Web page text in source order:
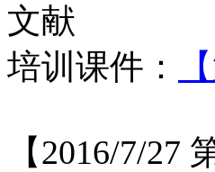
文献
培训课件：
【2016/7/